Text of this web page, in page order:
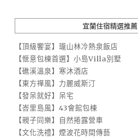
宜蘭住宿精選推薦
【頂級饗宴】瓏山林冷熱泉飯店
【愜意包棟首選】小島Villa別墅
【礁溪溫泉】寒沐酒店
【東方禪風】力麗威斯汀
【發呆就好】呆宅
【峇里島風】43會館包棟
【親子同樂】自然捲露營車
【文化洗禮】煙波花時間傳藝